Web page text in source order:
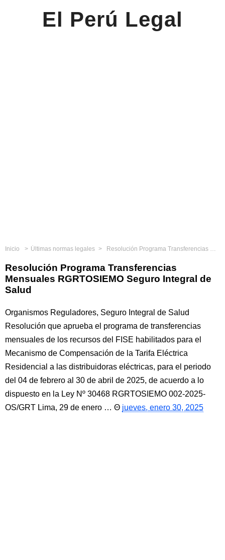
El Perú Legal
Inicio Últimas normas legales Resolución Programa Transferencias Mensuales RGRTOSIEMO Seguro Integral de Salud
Resolución Programa Transferencias
Mensuales RGRTOSIEMO Seguro Integral de
Salud
Organismos Reguladores, Seguro Integral de Salud
Resolución que aprueba el programa de transferencias
mensuales de los recursos del FISE habilitados para el
Mecanismo de Compensación de la Tarifa Eléctrica
Residencial a las distribuidoras eléctricas, para el periodo
del 04 de febrero al 30 de abril de 2025, de acuerdo a lo
dispuesto en la Ley Nº 30468 RGRTOSIEMO 002-2025-
OS/GRT Lima, 29 de enero …
jueves, enero 30, 2025